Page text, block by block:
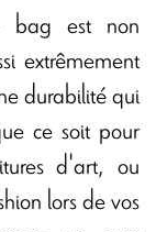
bag est non
extrêmement
durabilité qui
ce soit pour
d'art, ou
lors de vos